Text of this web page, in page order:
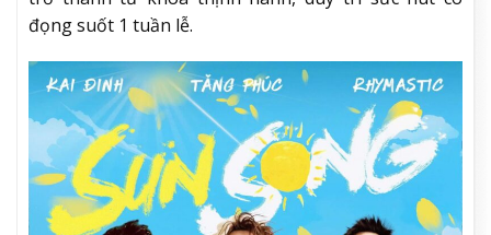
đọng suốt 1 tuần lễ.